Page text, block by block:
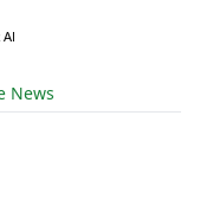
News